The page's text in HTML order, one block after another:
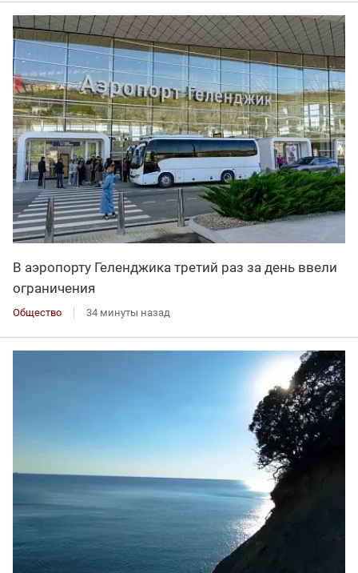
В аэропорту Геленджика третий раз за день ввели
ограничения
Общество 34 минуты назад